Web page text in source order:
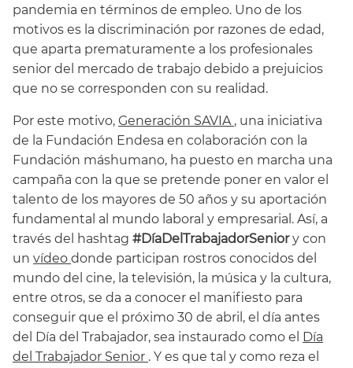
pandemia en términos de empleo. Uno de los
motivos es la discriminación por razones de edad,
que aparta prematuramente a los profesionales
senior del mercado de trabajo debido a prejuicios
que no se corresponden con su realidad.
Por este motivo, Generación SAVIA , una iniciativa
de la Fundación Endesa en colaboración con la
Fundación máshumano, ha puesto en marcha una
campaña con la que se pretende poner en valor el
talento de los mayores de 50 años y su aportación
fundamental al mundo laboral y empresarial. Así, a
través del hashtag #DíaDelTrabajadorSeniory con
un vídeo donde participan rostros conocidos del
mundo del cine, la televisión, la música y la cultura,
entre otros, se da a conocer el manifiesto para
conseguir que el próximo 30 de abril, el día antes
del Día del Trabajador, sea instaurado como el
Día
del Trabajador Senior . Y es que tal y como reza el